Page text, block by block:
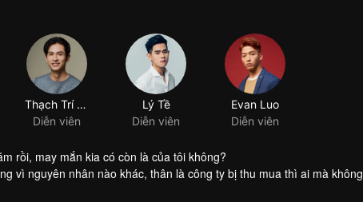
rồi, may mắn kia có còn là của tôi không?
vì nguyên nhân nào khác, thân là công ty bị thu mua thì ai mà không
sẽ không dễ dàng điều động nhân sự, nhưng không thể chắc chắn